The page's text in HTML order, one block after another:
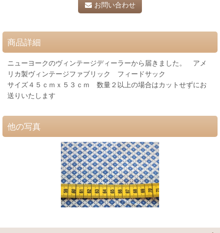
お問い合わせ
商品詳細
ニューヨークのヴィンテージディーラーから届きました。 アメ
リカ製ヴィンテージファブリック フィードサック
サイズ４５ｃｍｘ５３ｃｍ 数量２以上の場合はカットせずにお
送りいたします
他の写真